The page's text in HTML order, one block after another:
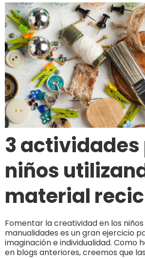
3 actividades
niños
material
Fomentar la creatividad en los
manualidades es un gran ejercicio
imaginación e individualidad. Como
en blogs anteriores, creemos que